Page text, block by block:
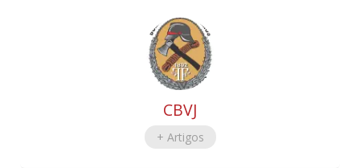
CBVJ
+ Artigos